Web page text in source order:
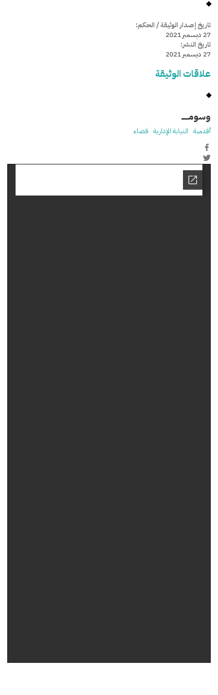
تاريخ إصدار الوثيقة / الحكم:
27 ديسمبر 2021
تاريخ النشر:
27 ديسمبر 2021
علاقات الوثيقة
وسومـــــ
أقدمية النيابة الإدارية قضاء